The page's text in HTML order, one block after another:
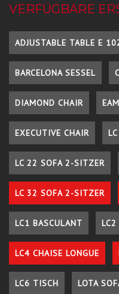
VERFÜGBARE
ADJUSTABLE TABLE E
BARCELONA SESSEL
DIAMOND CHAIR
EXECUTIVE CHAIR
LC 22 SOFA 2-SITZER
LC 32 SOFA 2-SITZER
LC1 BASCULANT LC2
LC4 CHAISE LONGUE
LC6 TISCH LOTA